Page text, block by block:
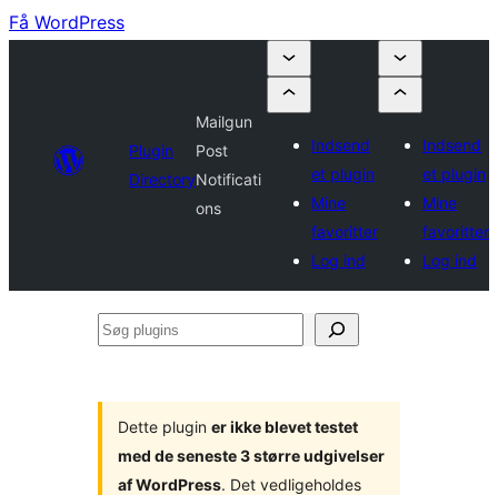
Få WordPress
Plugin
Directory
Mailgun
Post
Notificati
ons
Indsend
et plugin
Mine
favoritter
Log ind
Indsend
et plugin
Mine
favoritter
Log ind
Søg
Dette plugin er ikke blevet testet
med de seneste 3 større udgivelser
af WordPress. Det vedligeholdes